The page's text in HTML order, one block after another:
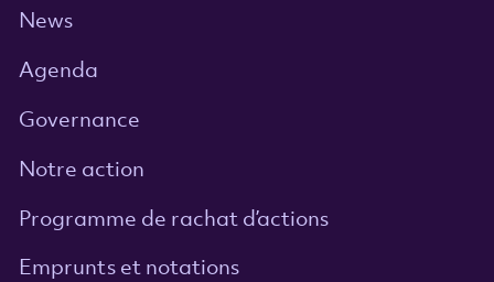
News
Agenda
Governance
Notre action
Programme de rachat d’actions
Emprunts et notations